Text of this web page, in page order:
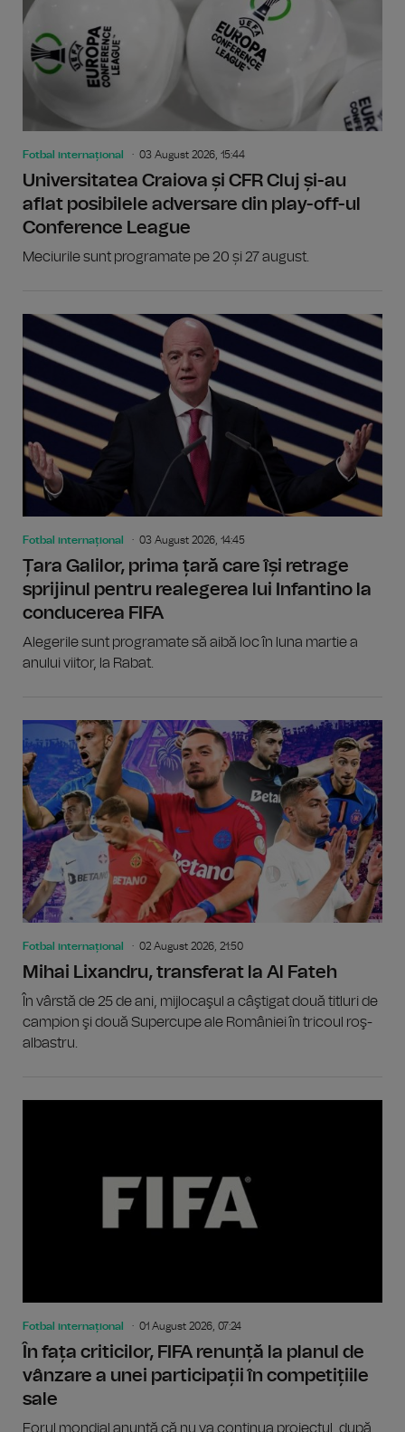
Fotbal internațional 03 August 2026, 15:44
Universitatea Craiova și CFR Cluj și-au
aflat posibilele adversare din play-off-ul
Conference League
Meciurile sunt programate pe 20 și 27 august.
Fotbal internațional 03 August 2026, 14:45
Țara Galilor, prima țară care își retrage
sprijinul pentru realegerea lui Infantino la
conducerea FIFA
Alegerile sunt programate să aibă loc în luna martie a
anului viitor, la Rabat.
Fotbal internațional 02 August 2026, 21:50
Mihai Lixandru, transferat la Al Fateh
În vârstă de 25 de ani, mijlocaşul a câştigat două titluri de
campion şi două Supercupe ale României în tricoul roş-
albastru.
Fotbal internațional 01 August 2026, 07:24
În fața criticilor, FIFA renunță la planul de
vânzare a unei participații în competițiile
sale
Forul mondial anunță că nu va continua proiectul, după